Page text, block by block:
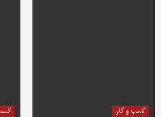
کسب و کار